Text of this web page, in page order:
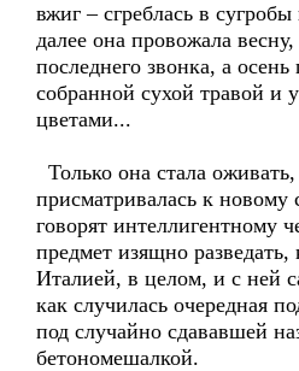
вжиг – сгреблась в сугробы
далее она провожала
последнего звонка, а
собранной сухой травой и
цветами...
Только она стала
присматривалась к новому
говорят интеллигентному
предмет изящно разведать,
Италией, в целом, и с ней
как случилась очередная
под случайно сдававшей
бетономешалкой.